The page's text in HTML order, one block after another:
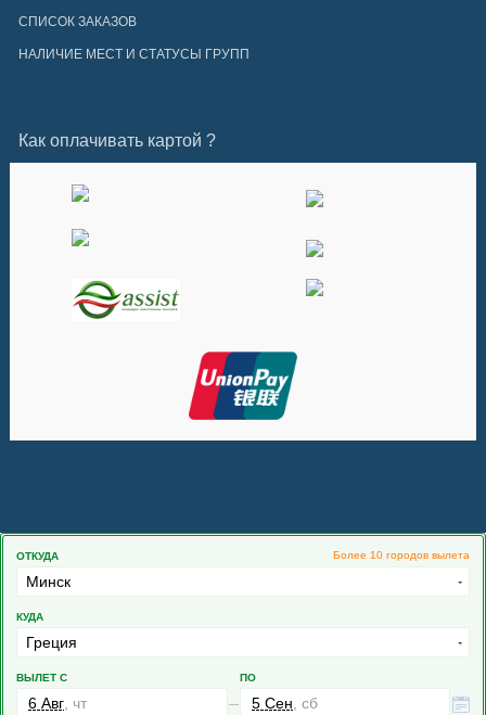
СПИСОК ЗАКАЗОВ
НАЛИЧИЕ МЕСТ И СТАТУСЫ ГРУПП
Как оплачивать картой ?